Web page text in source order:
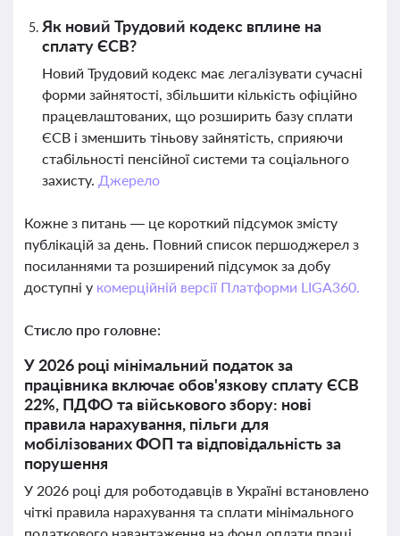
Як новий Трудовий кодекс вплине на
сплату ЄСВ?
Новий Трудовий кодекс має легалізувати сучасні
форми зайнятості, збільшити кількість офіційно
працевлаштованих, що розширить базу сплати
ЄСВ і зменшить тіньову зайнятість, сприяючи
стабільності пенсійної системи та соціального
захисту. Джерело
Кожне з питань — це короткий підсумок змісту
публікацій за день. Повний список першоджерел з
посиланнями та розширений підсумок за добу
доступні у комерційній версії Платформи LIGA360.
Стисло про головне:
У 2026 році мінімальний податок за
працівника включає обов'язкову сплату ЄСВ
22%, ПДФО та військового збору: нові
правила нарахування, пільги для
мобілізованих ФОП та відповідальність за
порушення
У 2026 році для роботодавців в Україні встановлено
чіткі правила нарахування та сплати мінімального